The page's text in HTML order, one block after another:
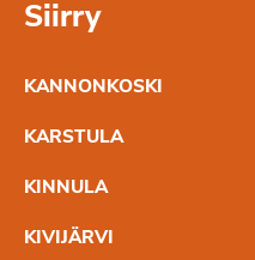
Siirry
KANNONKOSKI
KARSTULA
KINNULA
KIVIJÄRVI